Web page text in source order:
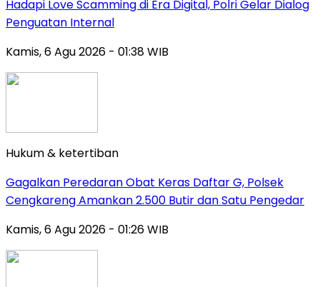
Hadapi Love Scamming di Era Digital, Polri Gelar Dialog
Penguatan Internal
Kamis, 6 Agu 2026 - 01:38 WIB
Hukum & ketertiban
Gagalkan Peredaran Obat Keras Daftar G, Polsek
Cengkareng Amankan 2.500 Butir dan Satu Pengedar
Kamis, 6 Agu 2026 - 01:26 WIB